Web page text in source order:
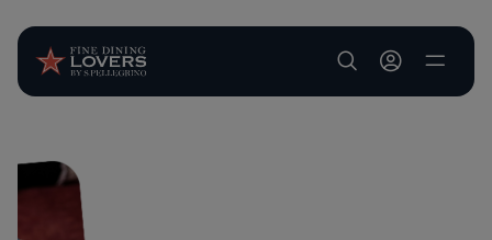
User account